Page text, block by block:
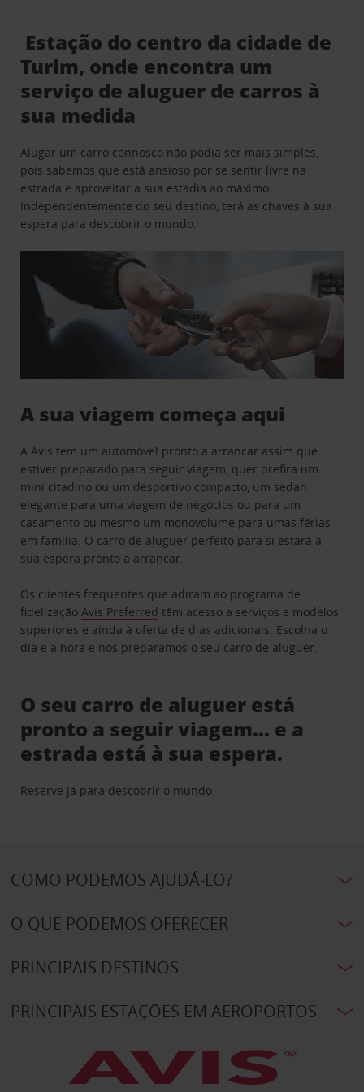
Estação do centro da cidade de
Turim, onde encontra um
serviço de aluguer de carros à
sua medida
Alugar um carro connosco não podia ser mais simples,
pois sabemos que está ansioso por se sentir livre na
estrada e aproveitar a sua estadia ao máximo.
Independentemente do seu destino, terá as chaves à sua
espera para descobrir o mundo.
A sua viagem começa aqui
A Avis tem um automóvel pronto a arrancar assim que
estiver preparado para seguir viagem, quer prefira um
mini citadino ou um desportivo compacto, um sedan
elegante para uma viagem de negócios ou para um
casamento ou mesmo um monovolume para umas férias
em família. O carro de aluguer perfeito para si estará à
sua espera pronto a arrancar.
Os clientes frequentes que adiram ao programa de
fidelizaçãoAvis Preferred têm acesso a serviços e modelos
superiores e ainda à oferta de dias adicionais. Escolha o
dia e a hora e nós preparamos o seu carro de aluguer.
O seu carro de aluguer está
pronto a seguir viagem… e a
estrada está à sua espera.
Reserve já para descobrir o mundo.
COMO PODEMOS AJUDÁ-LO?
O QUE PODEMOS OFERECER
PRINCIPAIS DESTINOS
PRINCIPAIS ESTAÇÕES EM AEROPORTOS